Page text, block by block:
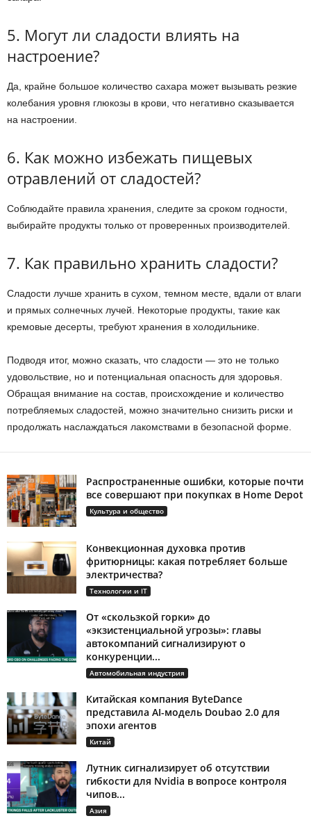
5. Могут ли сладости влиять на
настроение?
Да, крайне большое количество сахара может вызывать резкие
колебания уровня глюкозы в крови, что негативно сказывается
на настроении.
6. Как можно избежать пищевых
отравлений от сладостей?
Соблюдайте правила хранения, следите за сроком годности,
выбирайте продукты только от проверенных производителей.
7. Как правильно хранить сладости?
Сладости лучше хранить в сухом, темном месте, вдали от влаги
и прямых солнечных лучей. Некоторые продукты, такие как
кремовые десерты, требуют хранения в холодильнике.
Подводя итог, можно сказать, что сладости — это не только
удовольствие, но и потенциальная опасность для здоровья.
Обращая внимание на состав, происхождение и количество
потребляемых сладостей, можно значительно снизить риски и
продолжать наслаждаться лакомствами в безопасной форме.
Распространенные ошибки, которые почти
все совершают при покупках в Home Depot
Культура и общество
Конвекционная духовка против
фритюрницы: какая потребляет больше
электричества?
Технологии и IT
От «скользкой горки» до
«экзистенциальной угрозы»: главы
автокомпаний сигнализируют о
конкуренции...
Автомобильная индустрия
Китайская компания ByteDance
представила AI-модель Doubao 2.0 для
эпохи агентов
Китай
Лутник сигнализирует об отсутствии
гибкости для Nvidia в вопросе контроля
чипов...
Азия